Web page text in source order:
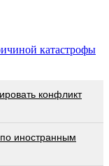
катастрофы
конфликт
иностранным